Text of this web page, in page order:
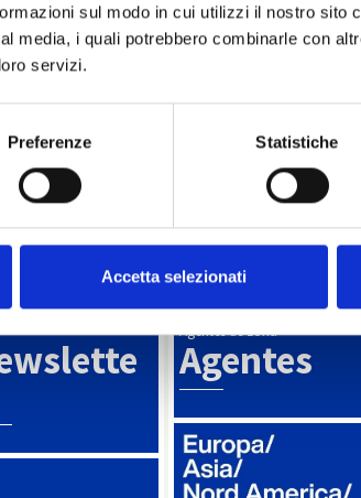
sul modo in cui utilizzi il nostro sito
media, i quali potrebbero combinarle con
servizi.
Preferenze Statistiche
Accetta selezionati
Agentes de zona
Agentes